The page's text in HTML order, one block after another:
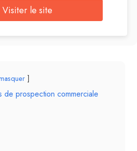
Visiter le site
de prospection commerciale